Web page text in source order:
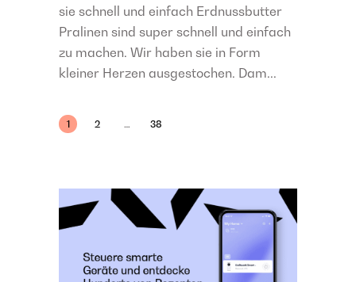
sie schnell und einfach Erdnussbutter
Pralinen sind super schnell und einfach
zu machen. Wir haben sie in Form
kleiner Herzen ausgestochen. Dam...
Beitragsnavigation
1 2 … 38